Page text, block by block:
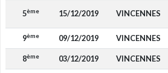
5ème 15/12/2019 VINCENNES
9ème 09/12/2019 VINCENNES
8ème 03/12/2019 VINCENNES